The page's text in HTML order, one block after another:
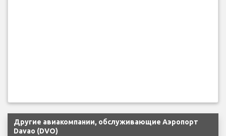
Другие авиакомпании, обслуживающие Аэропорт
Davao (DVO)